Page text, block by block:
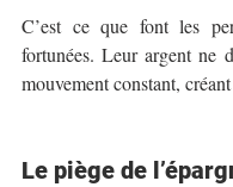
C’est ce que font les
fortunées. Leur argent ne
mouvement constant,
Le piège de